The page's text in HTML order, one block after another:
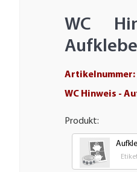
WC
Artikelnummer:
WC Hinweis -
Produkt: